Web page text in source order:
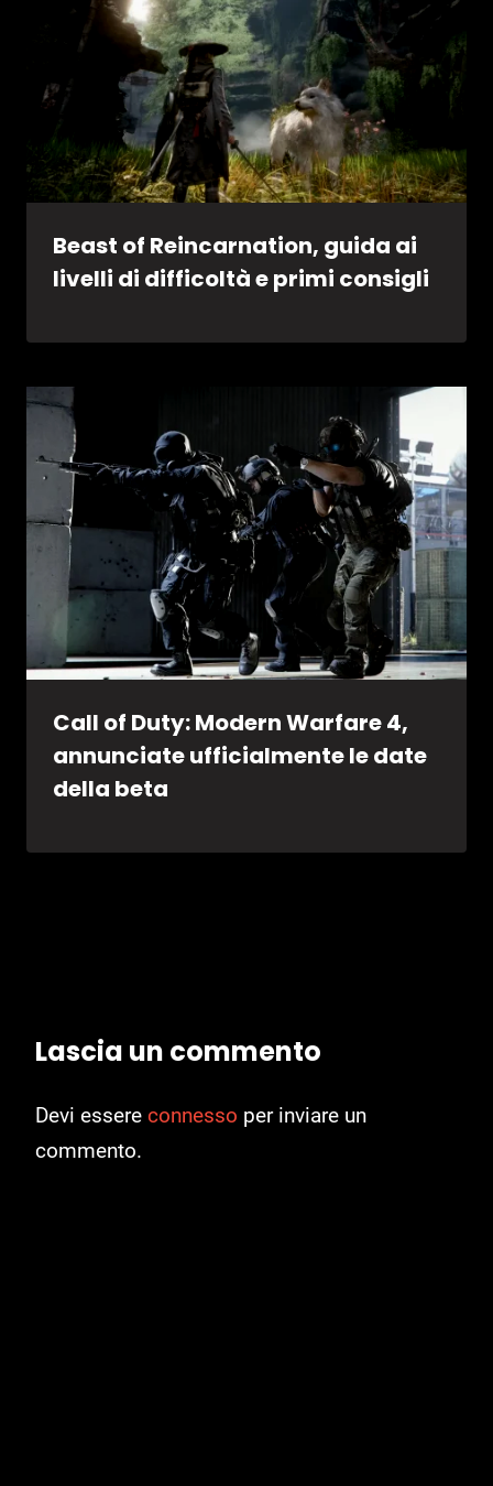
Beast of Reincarnation, guida ai
livelli di difficoltà e primi consigli
Call of Duty: Modern Warfare 4,
annunciate ufficialmente le date
della beta
Lascia un commento
Devi essere connesso per inviare un
commento.